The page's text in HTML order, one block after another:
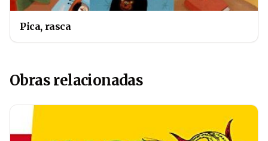
Pica, rasca
Obras relacionadas